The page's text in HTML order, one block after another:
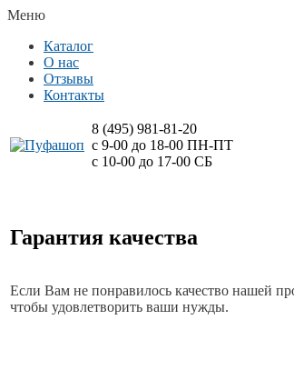
Меню
Каталог
О нас
Отзывы
Контакты
8 (495) 981-81-20
с 9-00 до 18-00 ПН-ПТ
с 10-00 до 17-00 СБ
Гарантия качества
Если Вам не понравилось качество нашей
чтобы удовлетворить ваши нужды.